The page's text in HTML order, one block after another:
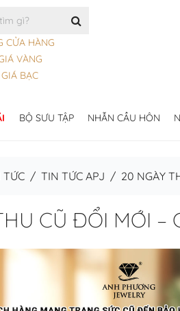
CỬA HÀNG
VÀNG
BẠC
BỘ SƯU TẬP NHẪN CẦU HÔN
TỨC / TIN TỨC APJ / 20 NGÀY
CŨ ĐỔI MỚI –